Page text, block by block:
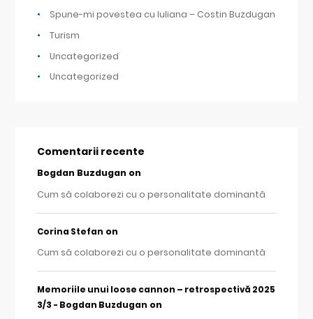
Spune-mi povestea cu Iuliana – Costin Buzdugan
Turism
Uncategorized
Uncategorized
Comentarii recente
Bogdan Buzdugan on
Cum să colaborezi cu o personalitate dominantă
Corina Stefan on
Cum să colaborezi cu o personalitate dominantă
Memoriile unui loose cannon – retrospectivă 2025
3/3 - Bogdan Buzdugan on